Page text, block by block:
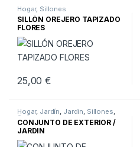
Hogar, Sillones
SILLÓN OREJERO TAPIZADO
FLORES
25,00€
Hogar, Jardín, Jardin, Sillones,
Sofas
CONJUNTO DE EXTERIOR /
JARDIN